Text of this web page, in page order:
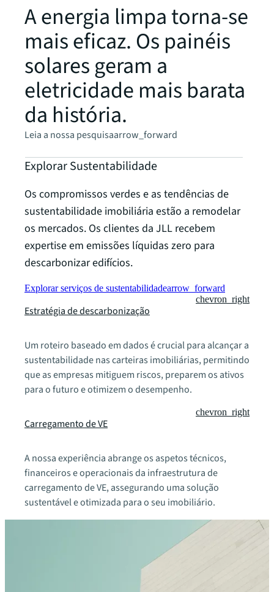
A energia limpa torna-se
mais eficaz. Os painéis
solares geram a
eletricidade mais barata
da história.
Leia a nossa pesquisaarrow_forward
Explorar Sustentabilidade
Os compromissos verdes e as tendências de
sustentabilidade imobiliária estão a remodelar
os mercados. Os clientes da JLL recebem
expertise em emissões líquidas zero para
descarbonizar edifícios.
Explorar serviços de sustentabilidadearrow_forward
Estratégia de descarbonização
chevron_right
Um roteiro baseado em dados é crucial para alcançar a
sustentabilidade nas carteiras imobiliárias, permitindo
que as empresas mitiguem riscos, preparem os ativos
para o futuro e otimizem o desempenho.
Carregamento de VE
chevron_right
A nossa experiência abrange os aspetos técnicos,
financeiros e operacionais da infraestrutura de
carregamento de VE, assegurando uma solução
sustentável e otimizada para o seu imobiliário.